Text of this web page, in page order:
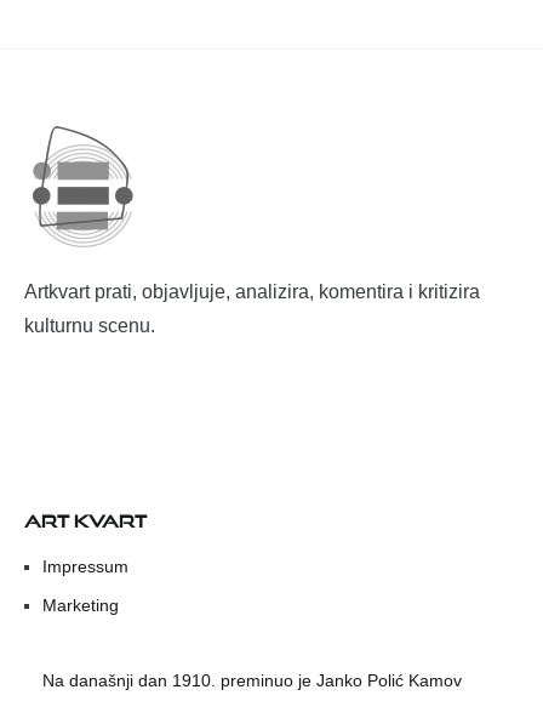
Artkvart prati, objavljuje, analizira, komentira i kritizira
kulturnu scenu.
ART KVART
Impressum
Marketing
Na današnji dan 1910. preminuo je Janko Polić Kamov